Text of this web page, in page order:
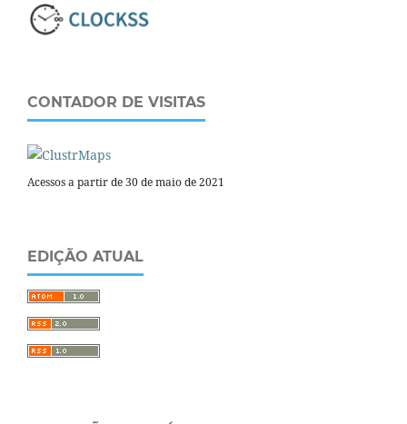
CONTADOR DE VISITAS
Acessos a partir de 30 de maio de 2021
EDIÇÃO ATUAL